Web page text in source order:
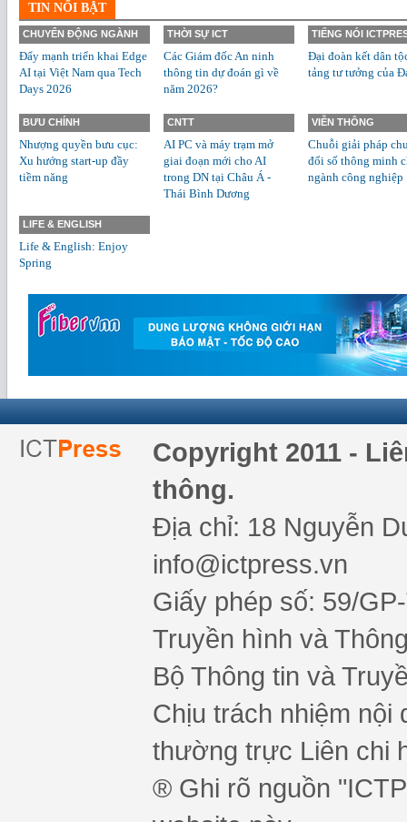
TIN NỔI BẬT
CHUYỂN ĐỘNG NGÀNH
Đẩy mạnh triển khai Edge
AI tại Việt Nam qua Tech
Days 2026
THỜI SỰ ICT
Các Giám đốc An ninh
thông tin dự đoán gì về
năm 2026?
TIẾNG NÓI
Đại đoàn kết dân
tảng tư tưởng của
BƯU CHÍNH
Nhượng quyền bưu cục:
Xu hướng start-up đầy
tiềm năng
CNTT
AI PC và máy trạm mở
giai đoạn mới cho AI
trong DN tại Châu Á -
Thái Bình Dương
VIỄN THÔNG
Chuỗi giải pháp
đổi số thông minh
ngành công nghiệp
LIFE & ENGLISH
Life & English: Enjoy
Spring
Copyright 2011 -
thông.
Địa chỉ: 18 Nguyễn
info@ictpress.vn
Giấy phép số: 59/
Truyền hình và
Bộ Thông tin và
Chịu trách nhiệm nội
thường trực Liên chi
® Ghi rõ nguồn